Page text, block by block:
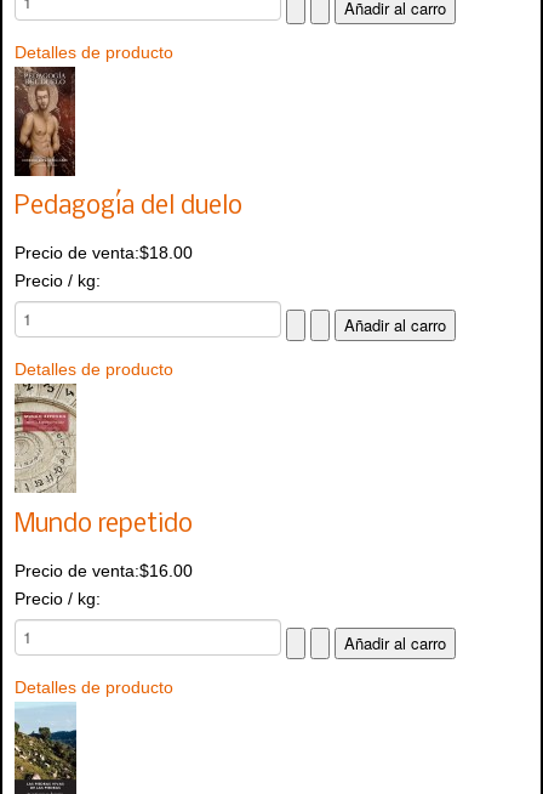
Detalles de producto
Pedagogía del duelo
Precio de venta:$18.00
Precio / kg:
Detalles de producto
Mundo repetido
Precio de venta:$16.00
Precio / kg:
Detalles de producto